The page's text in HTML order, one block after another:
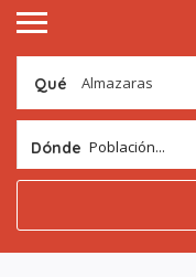
Qué
Dónde Población...